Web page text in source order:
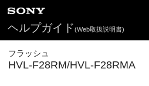
ヘルプガイド(Web取扱説明書)
フラッシュ
HVL-F28RM/HVL-F28RMA